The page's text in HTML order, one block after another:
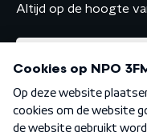
Altijd op de hoogte